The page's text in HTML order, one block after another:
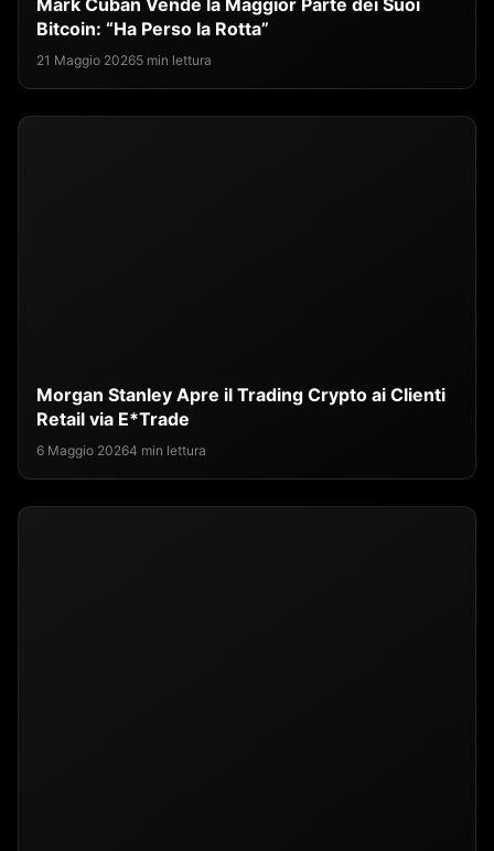
Mark Cuban Vende la Maggior Parte dei Suoi
Bitcoin: “Ha Perso la Rotta”
21 Maggio 20265 min lettura
Morgan Stanley Apre il Trading Crypto ai Clienti
Retail via E*Trade
6 Maggio 20264 min lettura